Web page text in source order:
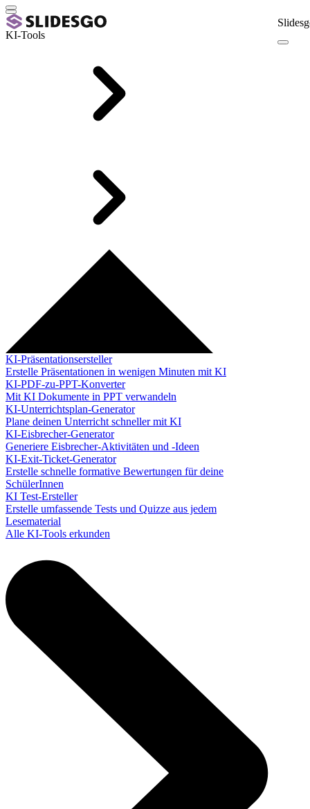
KI-Tools
KI-Präsentationsersteller
Erstelle Präsentationen in wenigen Minuten mit KI
KI-PDF-zu-PPT-Konverter
Mit KI Dokumente in PPT verwandeln
KI-Unterrichtsplan-Generator
Plane deinen Unterricht schneller mit KI
KI-Eisbrecher-Generator
Generiere Eisbrecher-Aktivitäten und -Ideen
KI-Exit-Ticket-Generator
Erstelle schnelle formative Bewertungen für deine
SchülerInnen
KI Test-Ersteller
Erstelle umfassende Tests und Quizze aus jedem
Lesematerial
Alle KI-Tools erkunden